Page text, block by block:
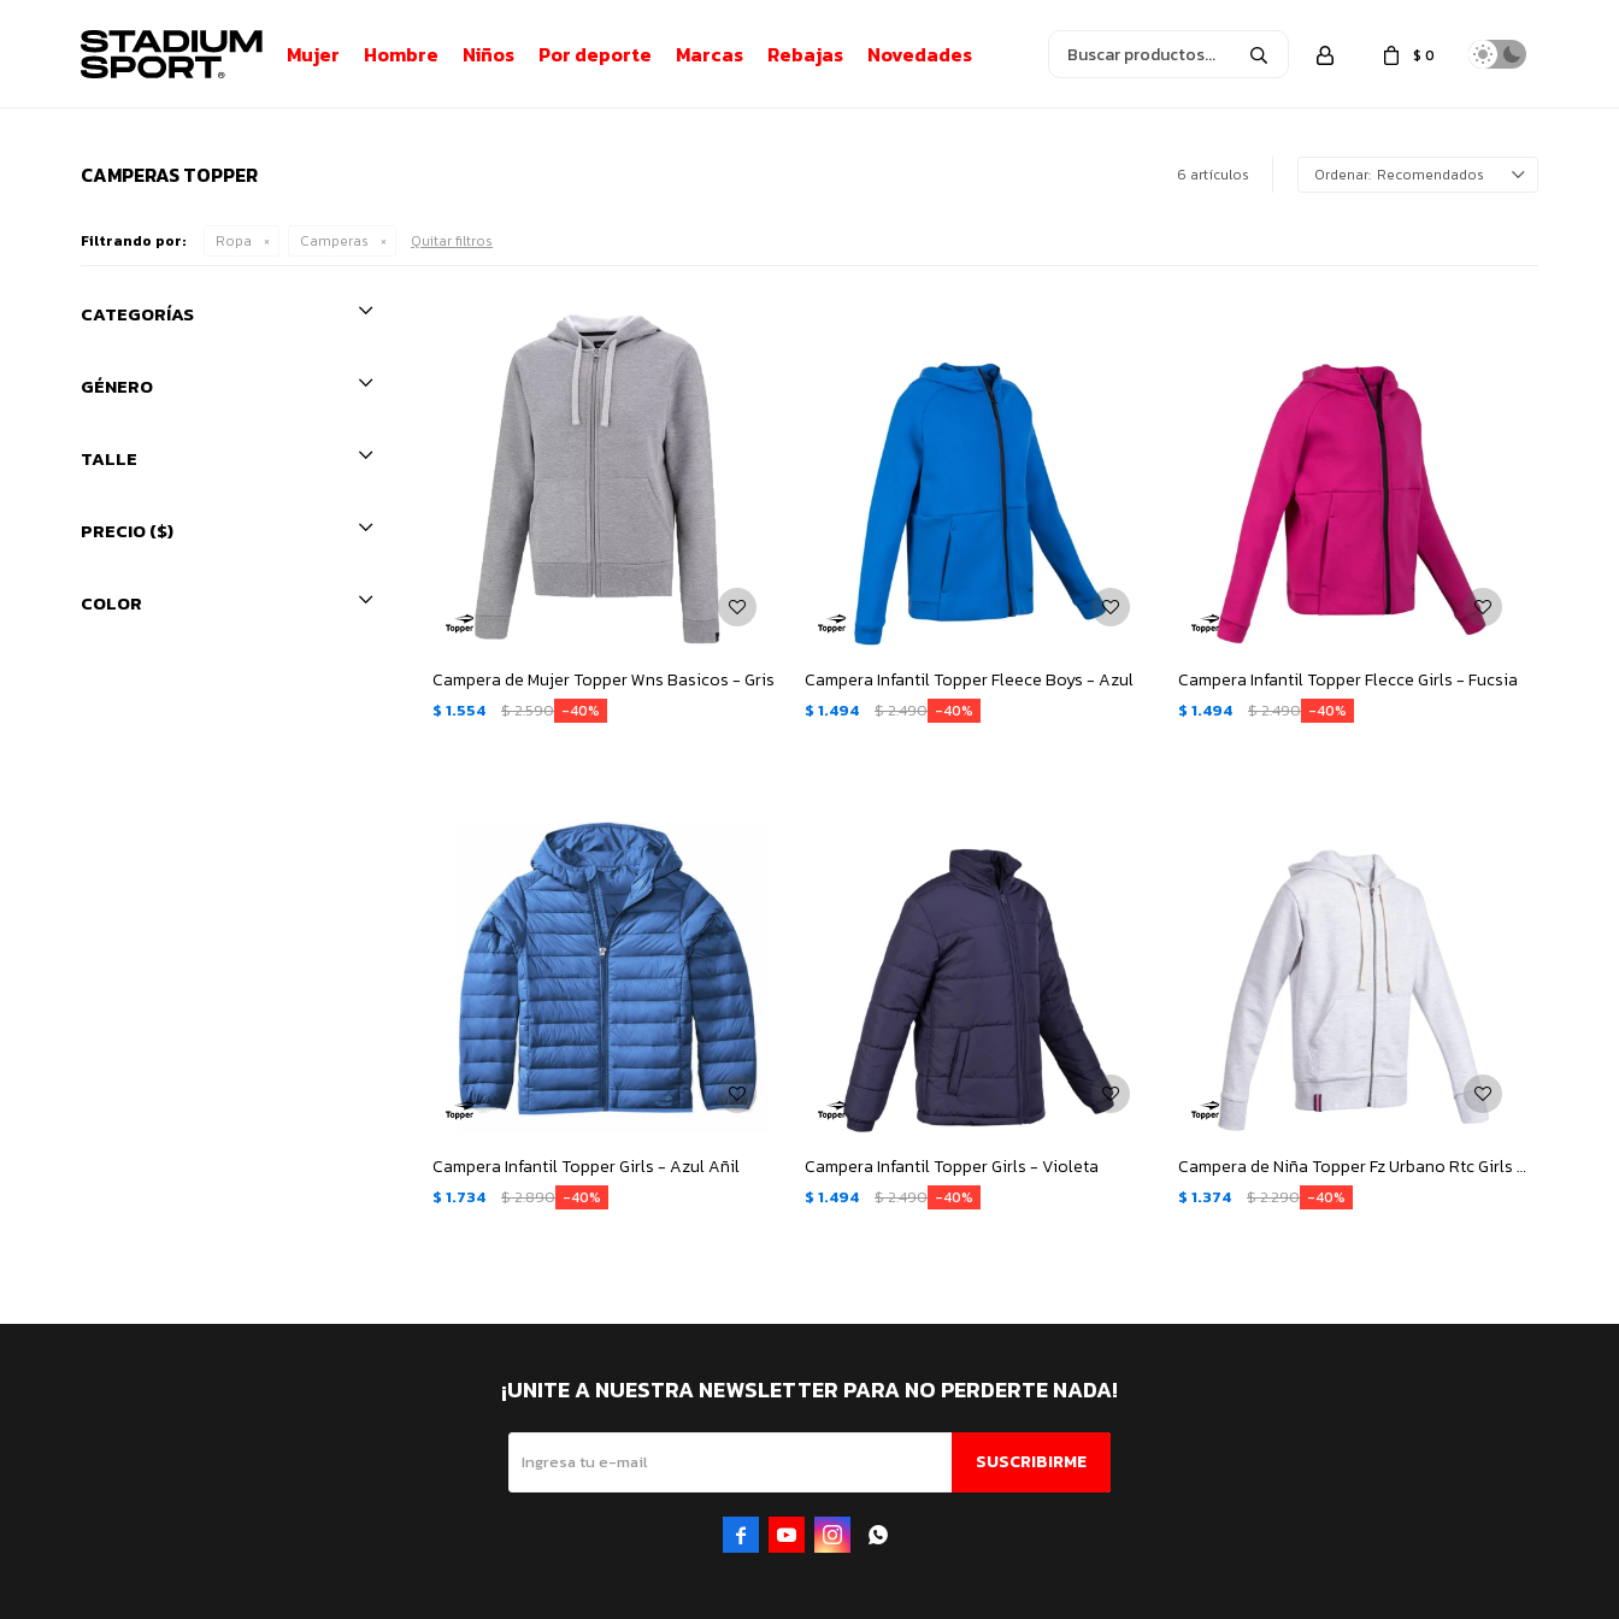
Mujer Hombre Niños Por deporte Marcas Rebajas Novedades $ 0
CAMPERAS TOPPER 6 artículos Recomendados
Filtrando por: Ropa Camperas Quitar filtros
Campera de Mujer Topper Wns Basicos - Gris
$ 1.554 $2.590 40
Campera Infantil Topper Fleece Boys - Azul
$ 1.494 $2.490 40
Campera Infantil Topper Flecce Girls - Fucsia
$ 1.494 $2.490 40
Campera Infantil Topper Girls - Azul Añil
$ 1.734 $2.890 40
Campera Infantil Topper Girls - Violeta
$ 1.494 $2.490 40
Campera de Niña Topper Fz Urbano Rtc Girls - Gris
$ 1.374 $2.290 40
CATEGORÍAS
GÉNERO
TALLE
PRECIO($)
COLOR
¡UNITE A NUESTRA NEWSLETTER PARA NO PERDERTE NADA!
SUSCRIBIRME
   